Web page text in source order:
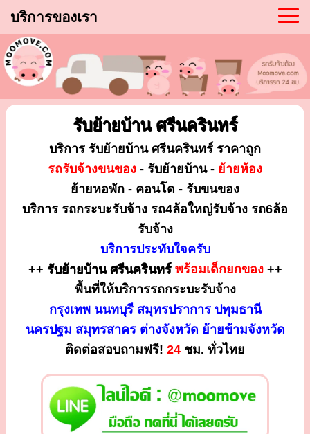
บริการของเรา
รับย้ายบ้าน ศรีนครินทร์
บริการ รับย้ายบ้าน ศรีนครินทร์ ราคาถูก
รถรับจ้างขนของ - รับย้ายบ้าน - ย้ายห้อง
ย้ายหอพัก - คอนโด - รับขนของ
บริการ รถกระบะรับจ้าง รถ4ล้อใหญ่รับจ้าง รถ6ล้อ
รับจ้าง
บริการประทับใจครับ
++ รับย้ายบ้าน ศรีนครินทร์ พร้อมเด็กยกของ++
พื้นที่ให้บริการรถกระบะรับจ้าง
กรุงเทพ นนทบุรี สมุทรปราการ ปทุมธานี
นครปฐม สมุทรสาคร ต่างจังหวัด ย้ายข้ามจังหวัด
ติดต่อสอบถามฟรี! 24 ชม. ทั่วไทย